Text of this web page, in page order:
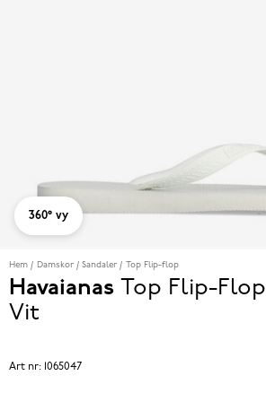
360° vy
Hem Damskor Sandaler Top Flip-flop
Havaianas Top Flip-Flop
Vit
Art nr: 1065047